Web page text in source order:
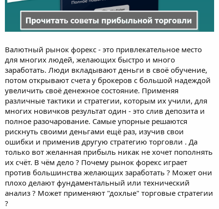
Валютный рынок форекс - это привлекательное место
для многих людей, желающих быстро и много
заработать. Люди вкладывают деньги в своё обучение,
потом открывают счета у брокеров с большой надеждой
увеличить своё денежное состояние. Применяя
различные тактики и стратегии, которым их учили, для
многих новичков результат один - это слив депозита и
полное разочарование. Самые упорные решаются
рискнуть своими деньгами ещё раз, изучив свои
ошибки и применив другую стратегию торговли . Да
только вот желанная прибыль никак не хочет пополнять
их счёт. В чём дело ? Почему рынок форекс играет
против большинства желающих заработать ? Может они
плохо делают фундаментальный или технический
анализ ? Может применяют "дохлые" торговые стратегии
?